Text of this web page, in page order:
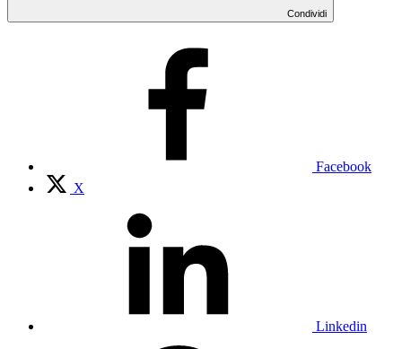
Condividi
Facebook
X
Linkedin